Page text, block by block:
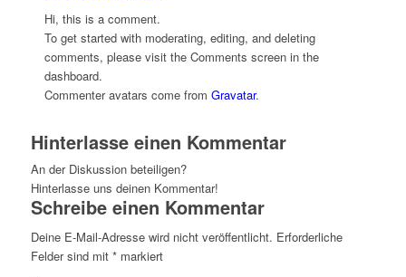
Hi, this is a comment.
To get started with moderating, editing, and deleting
comments, please visit the Comments screen in the
dashboard.
Commenter avatars come from Gravatar.
Hinterlasse einen Kommentar
An der Diskussion beteiligen?
Hinterlasse uns deinen Kommentar!
Schreibe einen Kommentar
Deine E-Mail-Adresse wird nicht veröffentlicht. Erforderliche
Felder sind mit *markiert